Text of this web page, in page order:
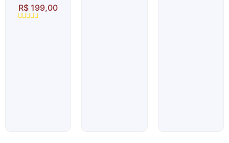
R$ 199,00